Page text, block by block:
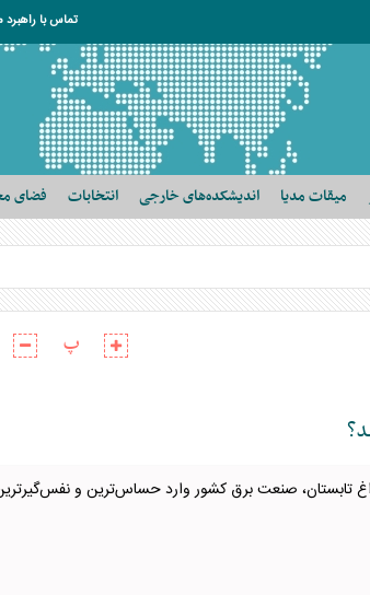
تماس با راهبرد
میقات مدیا اندیشکده‌های خارجی انتخابات فضای
پ
داغ تابستان، صنعت برق کشور وارد حساس‌ترین و